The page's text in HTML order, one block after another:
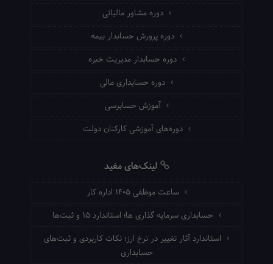
دوره مشاور مالیاتی
دوره پرورش حسابدار بیمه
دوره حسابدار مدیریت خبره
دوره حسابداری مالی
آموزش حسابرسی
دوره‌های آموزشی کارکنان دولت
لینک‌های مفید
ساعت موظفی ۱۴۰۵ اداره کار
حسابداری سرمایه گذاری ها؛ استاندارد ۱۵ و ثبت‌ها
استاندارد آثار تغییر در نرخ ارز؛ نکات کاربردی و ثبت‌های
حسابداری